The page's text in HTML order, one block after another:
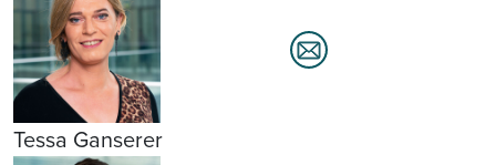
Tessa Ganserer